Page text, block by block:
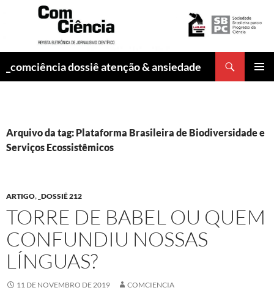
_comciência dossiê atenção & ansiedade
Arquivo da tag: Plataforma Brasileira de Biodiversidade e
Serviços Ecossistêmicos
ARTIGO, _DOSSIÊ 212
TORRE DE BABEL OU QUEM
CONFUNDIU NOSSAS
LÍNGUAS?
11 DE NOVEMBRO DE 2019 COMCIENCIA